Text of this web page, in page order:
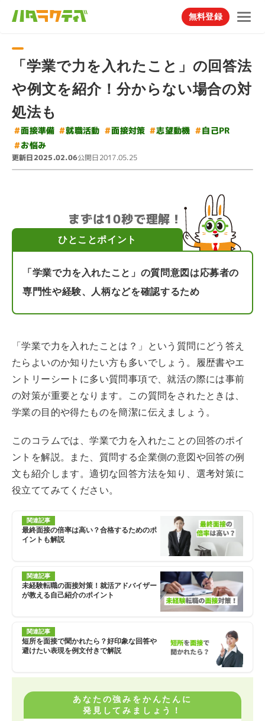
無料登録
「学業で力を入れたこと」の回答法
や例文を紹介！分からない場合の対
処法も
#面接準備 #就職活動 #面接対策 #志望動機 #自己PR
#お悩み
更新日2025.02.06公開日2017.05.25
まずは10秒で理解！
ひとことポイント
「学業で力を入れたこと」の質問意図は応募者の
専門性や経験、人柄などを確認するため
「学業で力を入れたことは？」という質問にどう答え
たらよいのか知りたい方も多いでしょう。履歴書やエ
ントリーシートに多い質問事項で、就活の際には事前
の対策が重要となります。この質問をされたときは、
学業の目的や得たものを簡潔に伝えましょう。
このコラムでは、学業で力を入れたことの回答のポイ
ントを解説。また、質問する企業側の意図や回答の例
文も紹介します。適切な回答方法を知り、選考対策に
役立ててみてください。
関連記事
最終面接の倍率は高い？合格するためのポ
イントも解説
関連記事
未経験転職の面接対策！就活アドバイザー
が教える自己紹介のポイント
関連記事
短所を面接で聞かれたら？好印象な回答や
避けたい表現を例文付きで解説
あなたの強みをかんたんに
発見してみましょう！